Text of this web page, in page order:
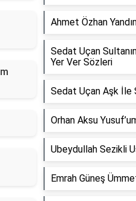
Ahmet Özhan
Sedat Uçan
Yer Ver Sözleri
Sedat Uçan Aşk İle
Orhan Aksu
Ubeydullah Sezikli
Emrah Güneş